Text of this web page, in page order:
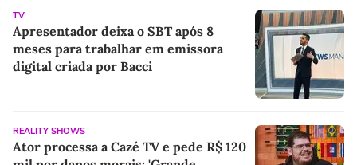
TV
Apresentador deixa o SBT após 8
meses para trabalhar em emissora
digital criada por Bacci
REALITY SHOWS
Ator processa a Cazé TV e pede R$ 120